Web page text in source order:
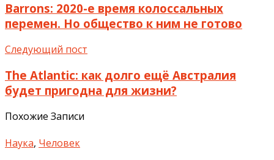
Barrons: 2020-е время колоссальных
перемен. Но общество к ним не готово
Следующий пост
The Atlantic: как долго ещё Австралия
будет пригодна для жизни?
Похожие Записи
Наука, Человек